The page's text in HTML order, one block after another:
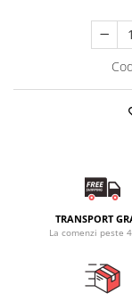
TRANSPORT
La comenzi peste